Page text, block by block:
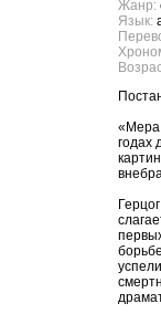
Жанр:
Язык:
«Мера
годах